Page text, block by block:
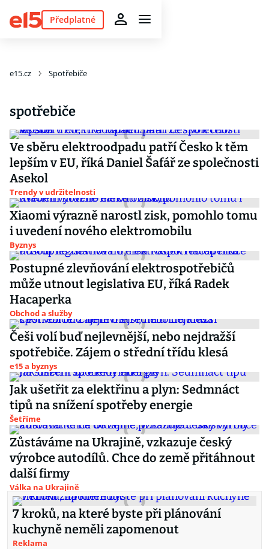
Předplatné
e15.cz Spotřebiče
spotřebiče
Ve sběru elektroodpadu patří Česko k těm
lepším v EU, říká Daniel Šafář ze společnosti
Asekol
Trendy v udržitelnosti
Xiaomi výrazně narostl zisk, pomohlo tomu
i uvedení nového elektromobilu
Byznys
Postupné zlevňování elektrospotřebičů
může utnout legislativa EU, říká Radek
Hacaperka
Obchod a služby
Češi volí buď nejlevnější, nebo nejdražší
spotřebiče. Zájem o střední třídu klesá
e15 a byznys
Jak ušetřit za elektřinu a plyn: Sedmnáct
tipů na snížení spotřeby energie
Šetříme
Zůstáváme na Ukrajině, vzkazuje český
výrobce autodílů. Chce do země přitáhnout
další firmy
Válka na Ukrajině
7 kroků, na které byste při plánování
kuchyně neměli zapomenout
Reklama